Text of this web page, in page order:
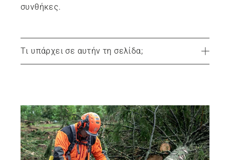
συνθήκες.
Τι υπάρχει σε αυτήν τη σελίδα;
Προβαλλόμενα προϊόντα
Ευελιξία - Μέρος του DNA της Husqvarna
Ο ιδανικός συνδυασμός για την τέλεια εργασία